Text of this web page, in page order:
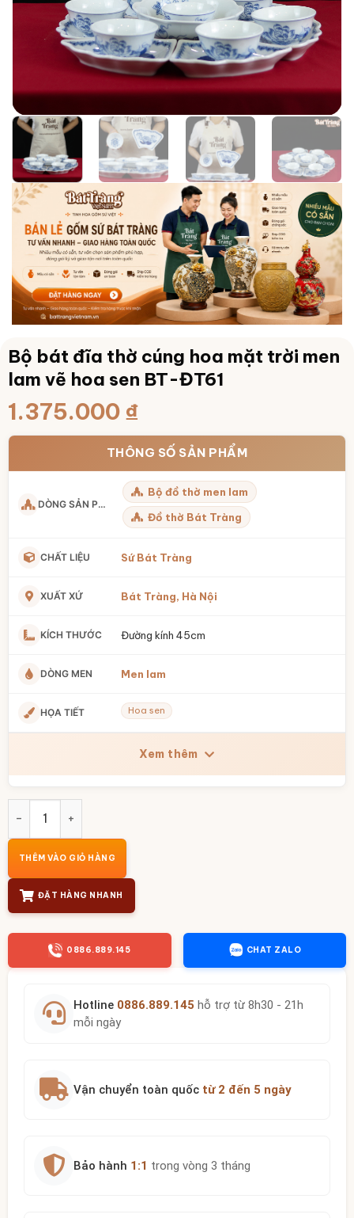
Bộ bát đĩa thờ cúng hoa mặt trời men
lam vẽ hoa sen BT-ĐT61
1.375.000 ₫
THÔNG SỐ SẢN PHẨM
DÒNG SẢN PHẨM
Bộ đồ thờ men lam
Đồ thờ Bát Tràng
CHẤT LIỆU Sứ Bát Tràng
XUẤT XỨ Bát Tràng, Hà Nội
KÍCH THƯỚC Đường kính 45cm
DÒNG MEN Men lam
HỌA TIẾT Hoa sen
Xem thêm
THÊM VÀO GIỎ HÀNG
ĐẶT HÀNG NHANH
0886.889.145 CHAT ZALO
Hotline 0886.889.145 hỗ trợ từ 8h30 - 21h
mỗi ngày
Vận chuyển toàn quốc từ 2 đến 5 ngày
Bảo hành 1:1 trong vòng 3 tháng